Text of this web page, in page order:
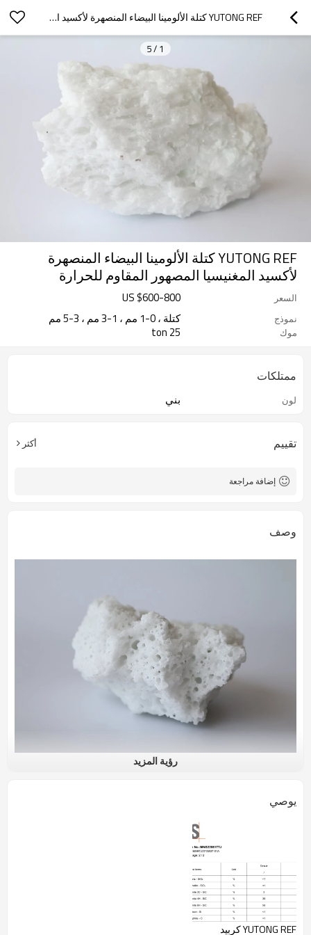
YUTONG REF كتلة الألومينا البيضاء المنصهرة لأكسيد المغنيسيا المصهور المقاوم للحرارة
1
/
5
YUTONG REF كتلة الألومينا البيضاء المنصهرة
لأكسيد المغنيسيا المصهور المقاوم للحرارة
السعر US $600-800
نموذج كتلة ، 0-1 مم ، 1-3 مم ، 3-5 مم
موك 25 ton
ممتلكات
لون بني
تقييم أكثر
إضافة مراجعة
وصف
ألومينا بني منصهر
يتكون أكسيد الألومنيوم البني من البوكسيت ، والمواد الكربونية ،
كمادة خام من خلال الصهر في الفرن الكهربائي. إنها مناسبة لطحن
الشد ، مثل مجموعة متنوعة من الفولاذ العادي ،
الصلب ، وما إلى ذلك ، ويمكن أيضًا أن تخلق مقاومة متقدمة للحرارة.
تطبيق الألومينا المنصهرة البنية
المواد المقاومةللحرارة، الطوب الحراري القابل للصهر ؛
نسف الرمل
رؤية المزيد
يوصي
YUTONG REF كربيد